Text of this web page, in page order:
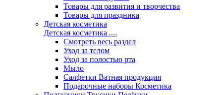
Товары для развития и творчества
Товары для праздника
Детская косметика
Детская косметика
Смотреть весь раздел
Уход за телом
Уход за полостью рта
Мыло
Салфетки Ватная продукция
Подарочные наборы Косметика